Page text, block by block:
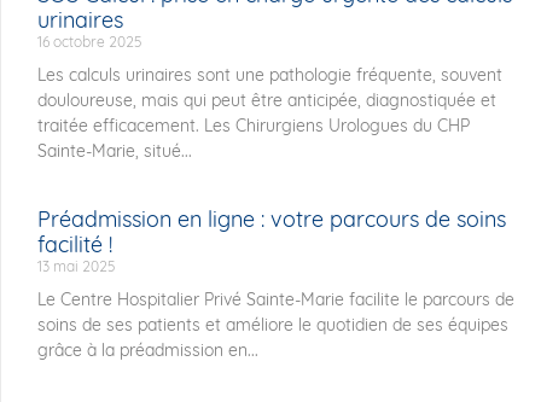
urinaires
16 octobre 2025
Les calculs urinaires sont une pathologie fréquente, souvent
douloureuse, mais qui peut être anticipée, diagnostiquée et
traitée efficacement. Les Chirurgiens Urologues du CHP
Sainte-Marie, situé...
Préadmission en ligne : votre parcours de soins
facilité !
13 mai 2025
Le Centre Hospitalier Privé Sainte-Marie facilite le parcours de
soins de ses patients et améliore le quotidien de ses équipes
grâce à la préadmission en...